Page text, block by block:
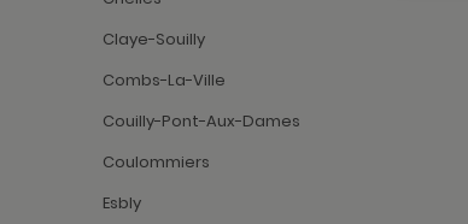
Claye-Souilly
Combs-La-Ville
Couilly-Pont-Aux-Dames
Coulommiers
Esbly